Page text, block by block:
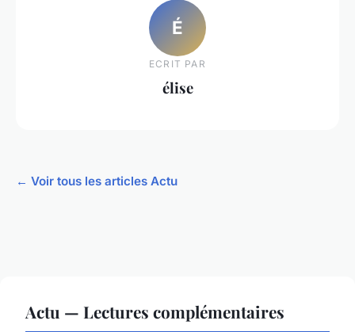
É
ECRIT PAR
élise
← Voir tous les articles Actu
Actu — Lectures complémentaires